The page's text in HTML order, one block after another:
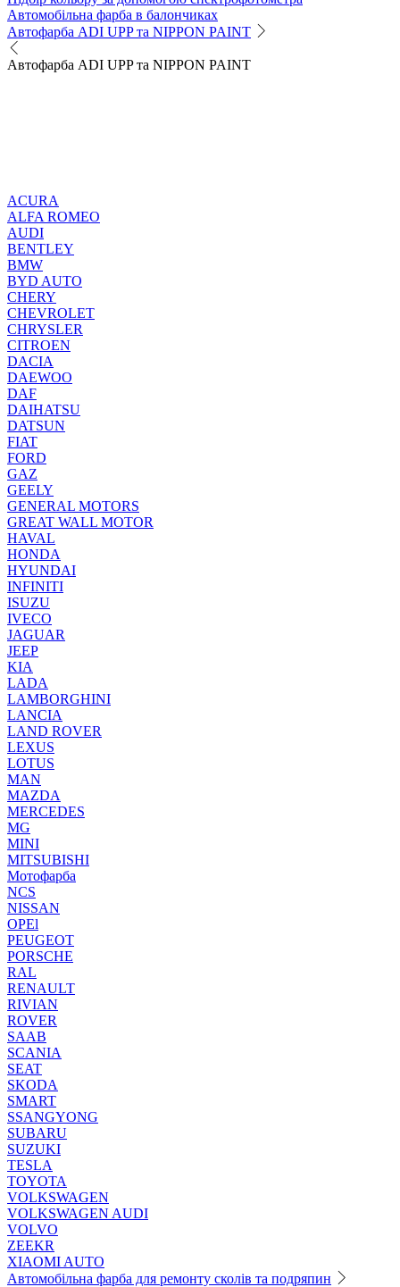
Автомобільна фарба в балончиках
Автофарба ADI UPP та NIPPON PAINT
Автофарба ADI UPP та NIPPON PAINT
ACURA
ALFA ROMEO
AUDI
BENTLEY
BMW
BYD AUTO
CHERY
CHEVROLET
CHRYSLER
CITROEN
DACIA
DAEWOO
DAF
DAIHATSU
DATSUN
FIAT
FORD
GAZ
GEELY
GENERAL MOTORS
GREAT WALL MOTOR
HAVAL
HONDA
HYUNDAI
INFINITI
ISUZU
IVECO
JAGUAR
JEEP
KIA
LADA
LAMBORGHINI
LANCIA
LAND ROVER
LEXUS
LOTUS
MAN
MAZDA
MERCEDES
MG
MINI
MITSUBISHI
Мотофарба
NCS
NISSAN
OPEl
PEUGEOT
PORSCHE
RAL
RENAULT
RIVIAN
ROVER
SAAB
SCANIA
SEAT
SKODA
SMART
SSANGYONG
SUBARU
SUZUKI
TESLA
TOYOTA
VOLKSWAGEN
VOLKSWAGEN AUDI
VOLVO
ZEEKR
XIAOMI AUTO
Автомобільна фарба для ремонту сколів та подряпин